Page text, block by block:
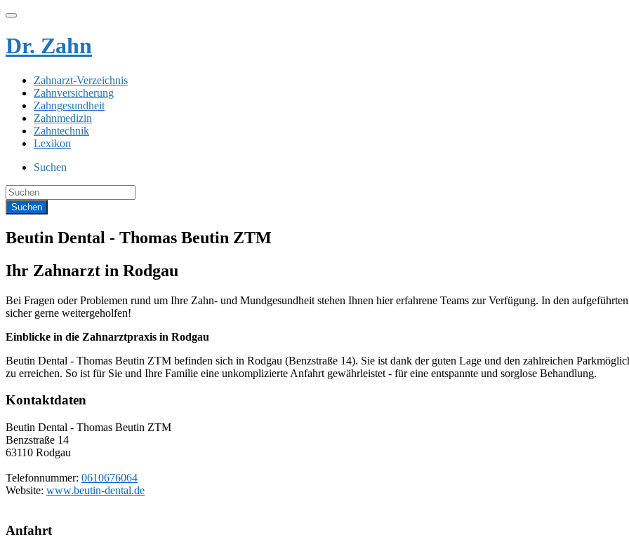
Dr. Zahn
Zahnarzt-Verzeichnis
Zahnversicherung
Zahngesundheit
Zahnmedizin
Zahntechnik
Lexikon
Suchen
Beutin Dental - Thomas Beutin ZTM
Ihr Zahnarzt in Rodgau
Bei Fragen oder Problemen rund um Ihre Zahn- und Mundgesundheit stehen Ihnen hier erfahrene Teams zur Verfügung. In den
sicher gerne weitergeholfen!
Einblicke in die Zahnarztpraxis in Rodgau
Beutin Dental - Thomas Beutin ZTM befinden sich in Rodgau (Benzstraße 14). Sie ist dank der guten Lage und den zahlreichen
zu erreichen. So ist für Sie und Ihre Familie eine unkomplizierte Anfahrt gewährleistet - für eine entspannte und sorglose Behandlung.
Kontaktdaten
Beutin Dental - Thomas Beutin ZTM
Benzstraße 14
63110 Rodgau
Telefonnummer: 0610676064
Website: www.beutin-dental.de
Anfahrt